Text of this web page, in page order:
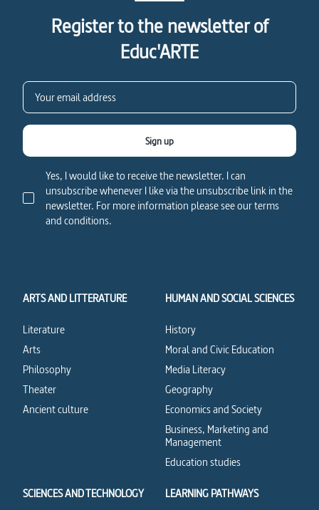
Register to the newsletter of
Educ'ARTE
Yes, I would like to receive the newsletter. I can
unsubscribe whenever I like via the unsubscribe link in the
newsletter. For more information please see our terms
and conditions.
Sign up
ARTS AND LITTERATURE
Literature
Arts
Philosophy
Theater
Ancient culture
HUMAN AND SOCIAL SCIENCES
History
Moral and Civic Education
Media Literacy
Geography
Economics and Society
Business, Marketing and
Management
Education studies
SCIENCES AND TECHNOLOGY LEARNING PATHWAYS